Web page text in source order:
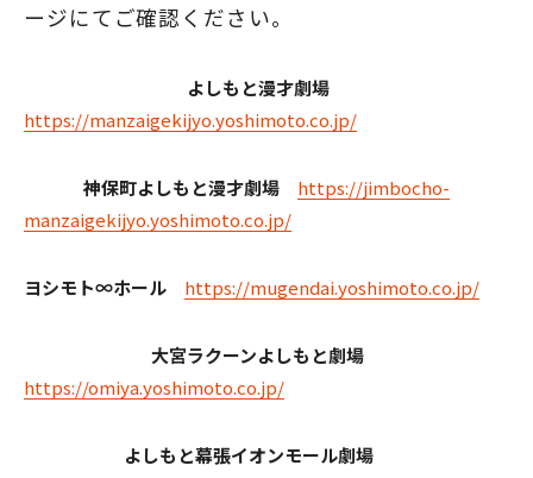
ージにてご確認ください。
よしもと漫才劇場
https://manzaigekijyo.yoshimoto.co.jp/
神保町よしもと漫才劇場
https://jimbocho-
manzaigekijyo.yoshimoto.co.jp/
ヨシモト∞ホール https://mugendai.yoshimoto.co.jp/
大宮ラクーンよしもと劇場
https://omiya.yoshimoto.co.jp/
よしもと幕張イオンモール劇場